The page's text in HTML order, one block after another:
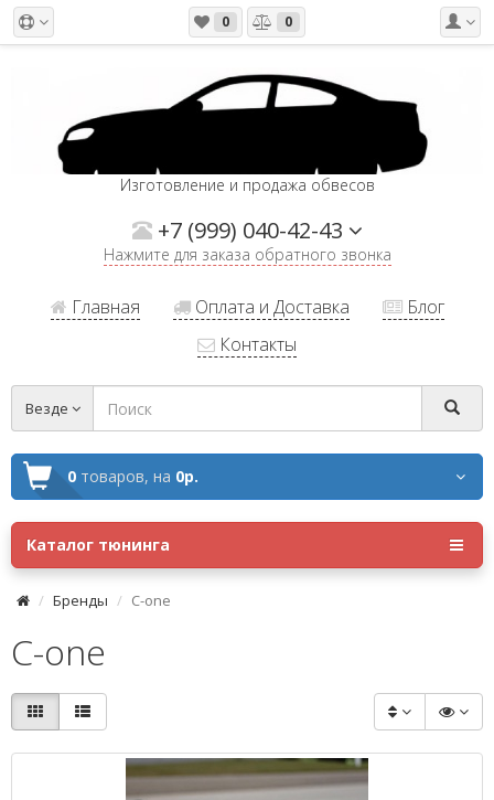
0 0
Изготовление и продажа обвесов
+7 (999) 040-42-43
Нажмите для заказа обратного звонка
Главная Оплата и Доставка
Блог
Контакты
Везде
0 товаров, на 0р.
Каталог тюнинга
Бренды C-one
C-one